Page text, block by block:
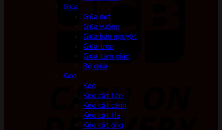
Giũa
Giũa dẹt
Giũa vuông
Giũa bán nguyệt
Giũa tròn
Giũa tam giác
Bộ giũa
Kéo
Kéo
Kéo cắt tôn
Kéo cắt cành
Kéo cắt tỉa
Kéo cắt ống